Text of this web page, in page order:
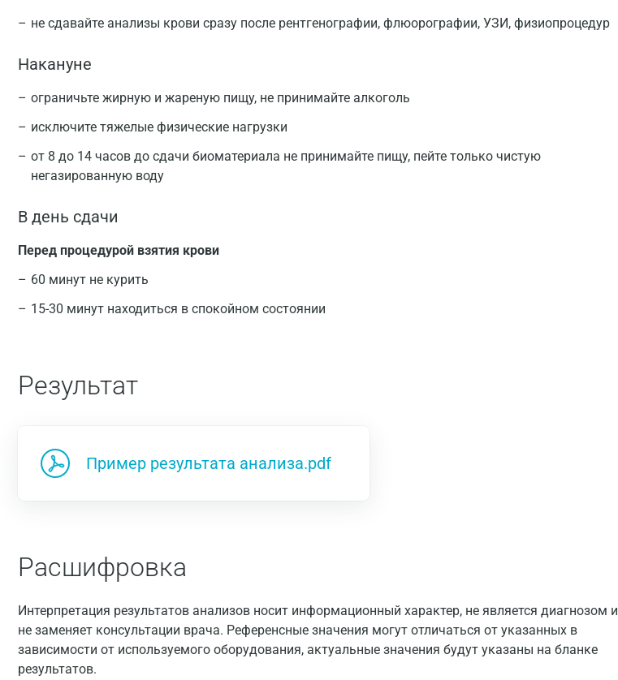
не сдавайте анализы крови сразу после рентгенографии, флюорографии, УЗИ, физиопроцедур
Накануне
ограничьте жирную и жареную пищу, не принимайте алкоголь
исключите тяжелые физические нагрузки
от 8 до 14 часов до сдачи биоматериала не принимайте пищу, пейте только чистую
негазированную воду
В день сдачи
Перед процедурой взятия крови
60 минут не курить
15-30 минут находиться в спокойном состоянии
Результат
Пример результата анализа.pdf
Расшифровка
Интерпретация результатов анализов носит информационный характер, не является диагнозом и
не заменяет консультации врача. Референсные значения могут отличаться от указанных в
зависимости от используемого оборудования, актуальные значения будут указаны на бланке
результатов.
Москва